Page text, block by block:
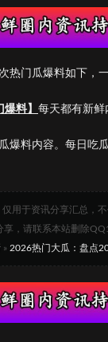
热门瓜爆料如下，
爆料】 每天都有新鲜
爆料内容。每日吃
用于资讯分享汇总，不
，请联系本站删除
» 2026热门大瓜：盘点